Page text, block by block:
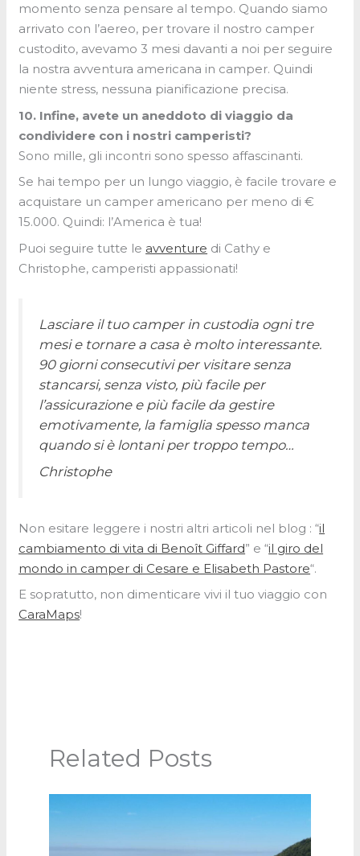
momento senza pensare al tempo. Quando siamo
arrivato con l’aereo, per trovare il nostro camper
custodito, avevamo 3 mesi davanti a noi per seguire
la nostra avventura americana in camper. Quindi
niente stress, nessuna pianificazione precisa.
10. Infine, avete un aneddoto di viaggio da
condividere con i nostri camperisti?
Sono mille, gli incontri sono spesso affascinanti.
Se hai tempo per un lungo viaggio, è facile trovare e
acquistare un camper americano per meno di €
15.000. Quindi: l’America è tua!
Puoi seguire tutte le avventure di Cathy e
Christophe, camperisti appassionati!
Lasciare il tuo camper in custodia ogni tre
mesi e tornare a casa è molto interessante.
90 giorni consecutivi per visitare senza
stancarsi, senza visto, più facile per
l’assicurazione e più facile da gestire
emotivamente, la famiglia spesso manca
quando si è lontani per troppo tempo…
Christophe
Non esitare leggere i nostri altri articoli nel blog : “il
cambiamento di vita di Benoît Giffard” e “il giro del
mondo in camper di Cesare e Elisabeth Pastore“.
E sopratutto, non dimenticare vivi il tuo viaggio con
CaraMaps!
Related Posts